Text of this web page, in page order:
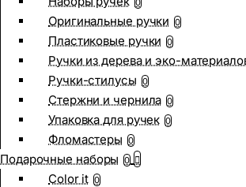
0
Оригинальные ручки 0
Пластиковые ручки 0
Ручки из дерева и эко-
Ручки-стилусы 0
Стержни и чернила 0
Упаковка для ручек 0
Фломастеры 0
Подарочные наборы 0
Color it 0